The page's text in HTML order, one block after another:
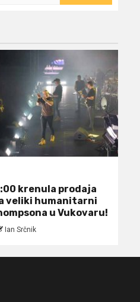
krenula prodaja
veliki humanitarni
u Vukovaru!
Ian Srčnik